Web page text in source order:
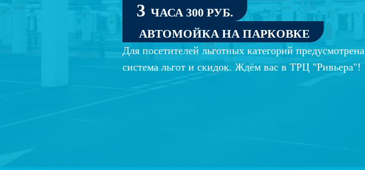
3 ЧАСА 300 РУБ.
АВТОМОЙКА НА ПАРКОВКЕ
Для посетителей льготных категорий предусмотрена
система льгот и скидок. Ждём вас в ТРЦ "Ривьера"!